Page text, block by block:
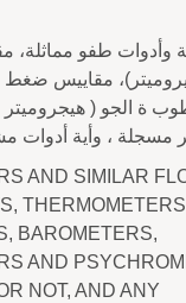
وأدوات طفو مماثلة،
مقاييس ضغط
ة الجو ( هيجروميتر
مسجلة ، وأية أدوات
AND SIMILAR
BAROMETERS,
AND
NOT, AND ANY